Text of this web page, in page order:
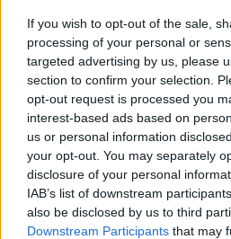
If you wish to opt-out of the sale,
processing of your personal or
targeted advertising by us, please
section to confirm your selection.
opt-out request is processed you
interest-based ads based on
us or personal information
your opt-out. You may separately
disclosure of your personal
IAB’s list of downstream
also be disclosed by us to third
Downstream Participants that may
Υποβολή
Όροι Χρήσης . Το site προστατεύεται
Πολιτική Απορρήτου
Όροι Χρήσης
ΜΠΑΡΤΣΕΛΟΝΑ